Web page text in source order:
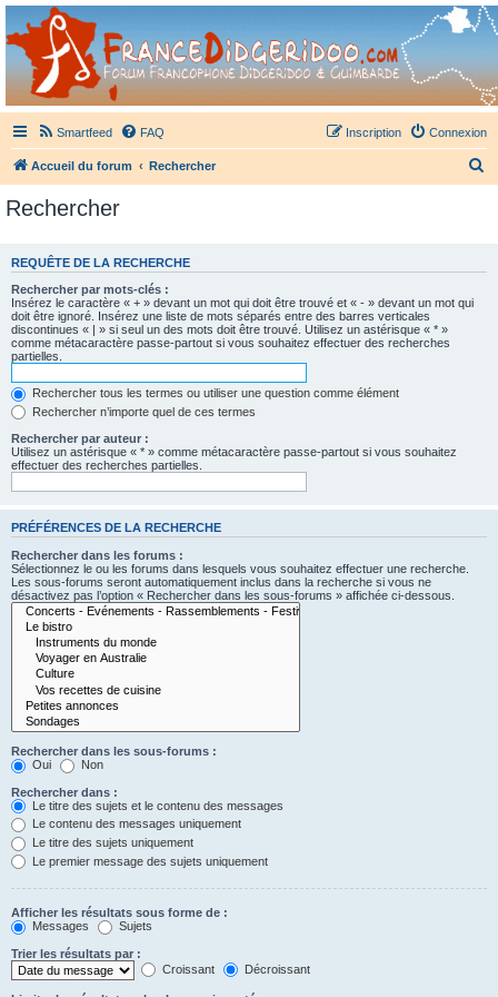
France Didgeridoo
Didgeridoo et Guimbarde sur France Didgeridoo - retrouvez la communauté.
Smartfeed FAQ Connexion
Inscription
Accueil du forum Rechercher
e
Rechercher
REQUÊTE DE LA RECHERCHE
Rechercher par mots-clés :
Insérez le caractère « + » devant un mot qui doit être trouvé et « - » devant un mot qui
doit être ignoré. Insérez une liste de mots séparés entre des barres verticales
discontinues « | » si seul un des mots doit être trouvé. Utilisez un astérisque « * »
comme métacaractère passe-partout si vous souhaitez effectuer des recherches
partielles.
Rechercher tous les termes ou utiliser une question comme élément
Rechercher n’importe quel de ces termes
Rechercher par auteur :
Utilisez un astérisque « * » comme métacaractère passe-partout si vous souhaitez
effectuer des recherches partielles.
PRÉFÉRENCES DE LA RECHERCHE
Rechercher dans les forums :
Sélectionnez le ou les forums dans lesquels vous souhaitez effectuer une recherche.
Les sous-forums seront automatiquement inclus dans la recherche si vous ne
désactivez pas l’option « Rechercher dans les sous-forums » affichée ci-dessous.
Rechercher dans les sous-forums :
Oui
Non
Rechercher dans :
Le titre des sujets et le contenu des messages
Le contenu des messages uniquement
Le titre des sujets uniquement
Le premier message des sujets uniquement
Afficher les résultats sous forme de :
Messages
Sujets
Trier les résultats par :
Croissant
Décroissant